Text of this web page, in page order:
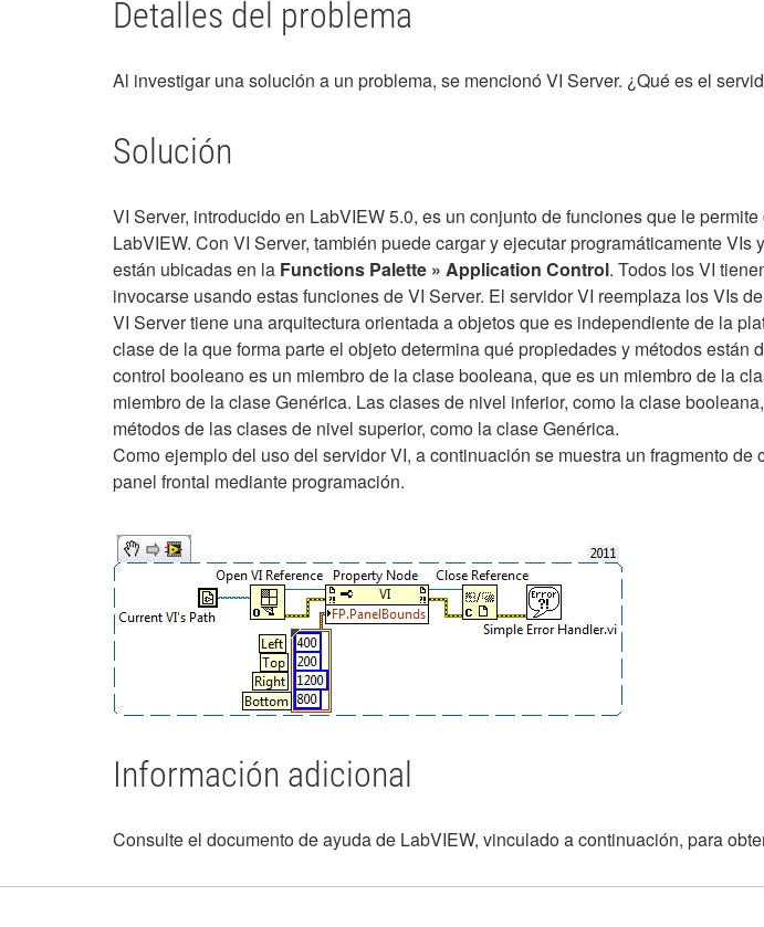
Detalles del problema
Al investigar una solución a un problema, se mencionó VI Server. ¿Qué es el
Solución
VI Server, introducido en LabVIEW 5.0, es un conjunto de funciones que le
LabVIEW. Con VI Server, también puede cargar y ejecutar programáticamente
están ubicadas en la Functions Palette » Application Control. Todos los VI
invocarse usando estas funciones de VI Server. El servidor VI reemplaza los VIs
VI Server tiene una arquitectura orientada a objetos que es independiente de la
clase de la que forma parte el objeto determina qué propiedades y métodos
control booleano es un miembro de la clase booleana, que es un miembro de la
miembro de la clase Genérica. Las clases de nivel inferior, como la clase
métodos de las clases de nivel superior, como la clase Genérica.
Como ejemplo del uso del servidor VI, a continuación se muestra un fragmento
panel frontal mediante programación.
Información adicional
Consulte el documento de ayuda de LabVIEW, vinculado a continuación, para